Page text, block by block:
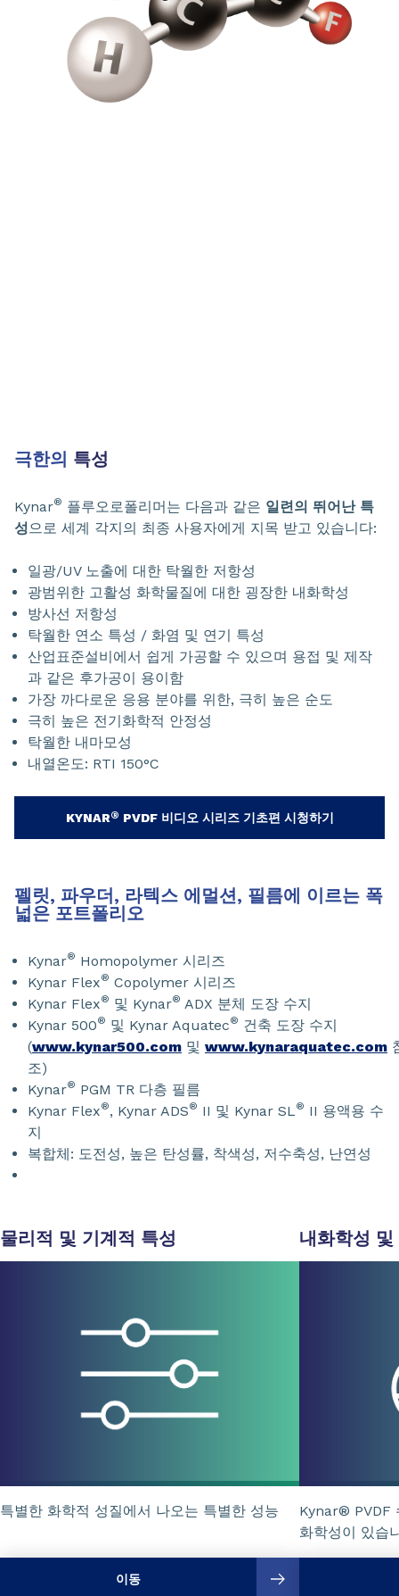
극한의 특성
Kynar® 플루오로폴리머는 다음과 같은 일련의 뛰어난 특
성으로 세계 각지의 최종 사용자에게 지목 받고 있습니다:
일광/UV 노출에 대한 탁월한 저항성
광범위한 고활성 화학물질에 대한 굉장한 내화학성
방사선 저항성
탁월한 연소 특성 / 화염 및 연기 특성
산업표준설비에서 쉽게 가공할 수 있으며 용접 및 제작
과 같은 후가공이 용이함
가장 까다로운 응용 분야를 위한, 극히 높은 순도
극히 높은 전기화학적 안정성
탁월한 내마모성
내열온도: RTI 150°C
KYNAR® PVDF 비디오 시리즈 기초편 시청하기
펠릿, 파우더, 라텍스 에멀션, 필름에 이르는 폭
넓은 포트폴리오
Kynar® Homopolymer 시리즈
Kynar Flex® Copolymer 시리즈
Kynar Flex® 및 Kynar® ADX 분체 도장 수지
Kynar 500® 및 Kynar Aquatec® 건축 도장 수지
(www.kynar500.com 및 www.kynaraquatec.com
조)
Kynar® PGM TR 다층 필름
Kynar Flex®, Kynar ADS® II 및 Kynar SL® II 용액용 수
지
복합체: 도전성, 높은 탄성률, 착색성, 저수축성, 난연성
물리적 및 기계적 특성
특별한 화학적 성질에서 나오는 특별한 성능
이동
내화학성
Kynar® PVDF
화학성이 있습